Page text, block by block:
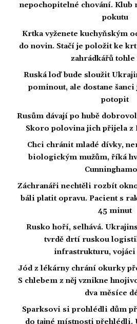
nepochopitelné chování. Klub
pokutu
Krtka vyženete kuchyňským
do novin. Stačí je položit ke
zahrádkářů tohle
Ruská loď bude sloužit
pominout, ale dostane
potopit
Rusům dávají po hubě
Skoro polovina jich přijela
Chci chránit mladé dívky,
biologickým mužům, říká
Záchranáři nechtěli rozbít
báli platit opravu. Pacient s
45 minut
Rusko hoří, selhává.
tvrdě drtí ruskou
infrastrukturu, vojáci
Jód z lékárny chrání okurky
S chlebem z něj vznikne
dva měsíce
Sparksovi si prohlédli dům
do tajné místnosti přehlédli.